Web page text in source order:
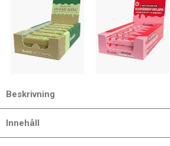
Beskrivning
Innehåll